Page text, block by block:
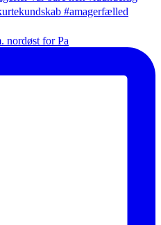
nordøst for Pa